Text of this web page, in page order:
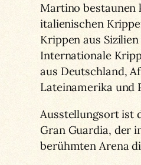
Martino bestaunen
italienischen
Krippen aus
Internationale
aus Deutschland,
Lateinamerika und
Ausstellungsort ist
Gran Guardia, der
berühmten Arena